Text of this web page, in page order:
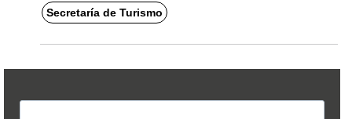
Secretaría de Turismo